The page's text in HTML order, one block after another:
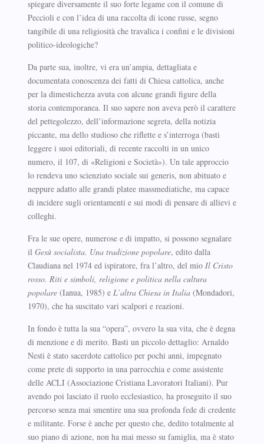
spiegare diversamente il suo forte legame con il comune di
Peccioli e con l’idea di una raccolta di icone russe, segno
tangibile di una religiosità che travalica i confini e le divisioni
politico-ideologiche?
Da parte sua, inoltre, vi era un’ampia, dettagliata e
documentata conoscenza dei fatti di Chiesa cattolica, anche
per la dimestichezza avuta con alcune grandi figure della
storia contemporanea. Il suo sapere non aveva però il carattere
del pettegolezzo, dell’informazione segreta, della notizia
piccante, ma dello studioso che riflette e s’interroga (basti
leggere i suoi editoriali, di recente raccolti in un unico
numero, il 107, di «Religioni e Società»). Un tale approccio
lo rendeva uno scienziato sociale sui generis, non abituato e
neppure adatto alle grandi platee massmediatiche, ma capace
di incidere sugli orientamenti e sui modi di pensare di allievi e
colleghi.
Fra le sue opere, numerose e di impatto, si possono segnalare
il Gesù socialista. Una tradizione popolare, edito dalla
Claudiana nel 1974 ed ispiratore, fra l’altro, del mio Il Cristo
rosso. Riti e simboli, religione e politica nella cultura
popolare(Ianua, 1985) e L’altra Chiesa in Italia(Mondadori,
1970), che ha suscitato vari scalpori e reazioni.
In fondo è tutta la sua “opera”, ovvero la sua vita, che è degna
di menzione e di merito. Basti un piccolo dettaglio: Arnaldo
Nesti è stato sacerdote cattolico per pochi anni, impegnato
come prete di supporto in una parrocchia e come assistente
delle ACLI (Associazione Cristiana Lavoratori Italiani). Pur
avendo poi lasciato il ruolo ecclesiastico, ha proseguito il suo
percorso senza mai smentire una sua profonda fede di credente
e militante. Forse è anche per questo che, dedito totalmente al
suo piano di azione, non ha mai messo su famiglia, ma è stato